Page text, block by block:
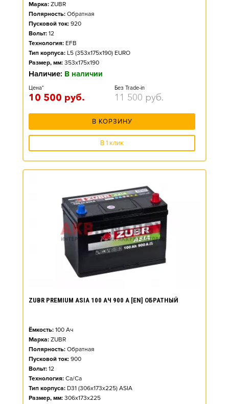
Марка: ZUBR
Полярность: Обратная
Пусковой ток: 920
Вольт: 12
Технология: EFB
Тип корпуса: L5 (353x175x190) EURO
Размер, мм: 353x175x190
Наличие: В наличии
Цена*
10 500 руб.
Без Trade-in
11 500 руб.
В КОРЗИНУ
В 1 клик
ZUBR PREMIUM ASIA 100 АЧ 900 А [EN] ОБРАТНЫЙ
Ёмкость: 100 Ач
Марка: ZUBR
Полярность: Обратная
Пусковой ток: 900
Вольт: 12
Технология: Ca/Ca
Тип корпуса: D31 (306x173x225) ASIA
Размер, мм: 306x173x225